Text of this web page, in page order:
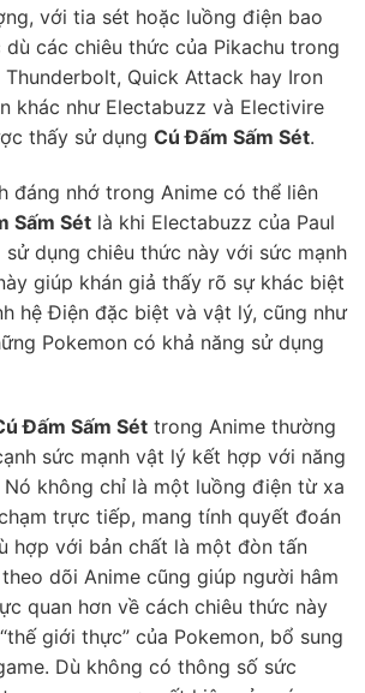
với tia sét hoặc luồng điện bao
dù các chiêu thức của Pikachu trong
Thunderbolt, Quick Attack hay Iron
khác như Electabuzz và Electivire
thấy sử dụng Cú Đấm Sấm Sét.
đáng nhớ trong Anime có thể liên
Sấm Sét là khi Electabuzz của Paul
sử dụng chiêu thức này với sức mạnh
giúp khán giả thấy rõ sự khác biệt
hệ Điện đặc biệt và vật lý, cũng như
Pokemon có khả năng sử dụng
Đấm Sấm Sét trong Anime thường
sức mạnh vật lý kết hợp với năng
không chỉ là một luồng điện từ xa
trực tiếp, mang tính quyết đoán
hợp với bản chất là một đòn tấn
dõi Anime cũng giúp người hâm
quan hơn về cách chiêu thức này
giới thực” của Pokemon, bổ sung
Dù không có thông số sức